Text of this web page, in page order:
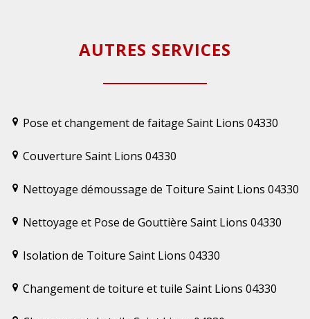
AUTRES SERVICES
Pose et changement de faitage Saint Lions 04330
Couverture Saint Lions 04330
Nettoyage démoussage de Toiture Saint Lions 04330
Nettoyage et Pose de Gouttière Saint Lions 04330
Isolation de Toiture Saint Lions 04330
Changement de toiture et tuile Saint Lions 04330